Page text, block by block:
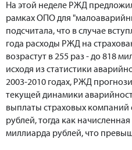
На этой неделе РЖД
рамках ОПО для
подсчитала, что в случае
года расходы РЖД на
возрастут в 255 раз - до 818
исходя из статистики
2003-2010 годах, РЖД
текущей динамики
выплаты страховых компаний
рублей, тогда как
миллиарда рублей, что